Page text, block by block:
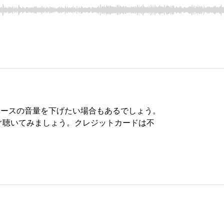
の音量を下げたい場合もあるでしょう。
いてみましょう。クレジットカードは不